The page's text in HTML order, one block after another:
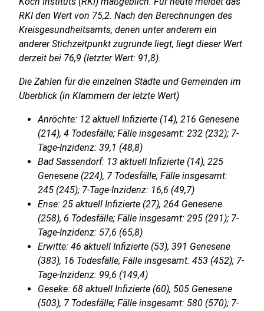
RKI den Wert von 75,2. Nach den Berechnungen des
Kreisgesundheitsamts, denen unter anderem ein
anderer Stichzeitpunkt zugrunde liegt, liegt dieser Wert
derzeit bei 76,9 (letzter Wert: 91,8).
Die Zahlen für die einzelnen Städte und Gemeinden im
Überblick (in Klammern der letzte Wert)
Anröchte: 12 aktuell Infizierte (14), 216 Genesene
(214), 4 Todesfälle; Fälle insgesamt: 232 (232); 7-
Tage-Inzidenz: 39,1 (48,8)
Bad Sassendorf: 13 aktuell Infizierte (14), 225
Genesene (224), 7 Todesfälle; Fälle insgesamt:
245 (245); 7-Tage-Inzidenz: 16,6 (49,7)
Ense: 25 aktuell Infizierte (27), 264 Genesene
(258), 6 Todesfälle; Fälle insgesamt: 295 (291); 7-
Tage-Inzidenz: 57,6 (65,8)
Erwitte: 46 aktuell Infizierte (53), 391 Genesene
(383), 16 Todesfälle; Fälle insgesamt: 453 (452); 7-
Tage-Inzidenz: 99,6 (149,4)
Geseke: 68 aktuell Infizierte (60), 505 Genesene
(503), 7 Todesfälle; Fälle insgesamt: 580 (570); 7-